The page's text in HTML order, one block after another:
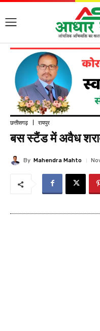
छत्तीसगढ़ रायपुर
बस स्टैंड में अवैध
By Mahendra Mahto